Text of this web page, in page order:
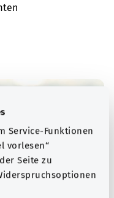
Service-Funktionen
vorlesen“
Seite zu